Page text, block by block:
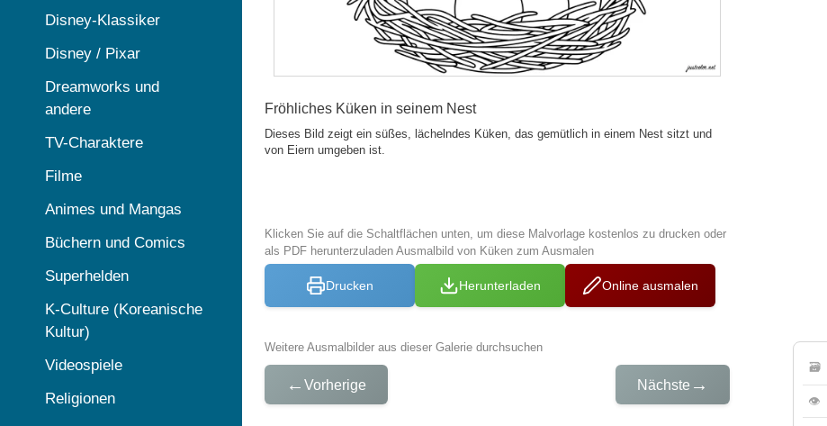
Fröhliches Küken in seinem Nest
Dieses Bild zeigt ein süßes, lächelndes Küken, das gemütlich in einem Nest sitzt und
von Eiern umgeben ist.
Klicken Sie auf die Schaltflächen unten, um diese Malvorlage kostenlos zu drucken oder
als PDF herunterzuladen Ausmalbild von Küken zum Ausmalen
Drucken Herunterladen Online ausmalen
Weitere Ausmalbilder aus dieser Galerie durchsuchen
← Vorherige Nächste →
🗃
👁
Disney-Klassiker
Disney / Pixar
Dreamworks und
andere
TV-Charaktere
Filme
Animes und Mangas
Büchern und Comics
Superhelden
K-Culture (Koreanische
Kultur)
Videospiele
Religionen